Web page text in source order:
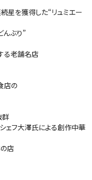
を獲得した“リュミエー
ぶり”
老舗名店
店の
フ大澤氏による創作中華
店